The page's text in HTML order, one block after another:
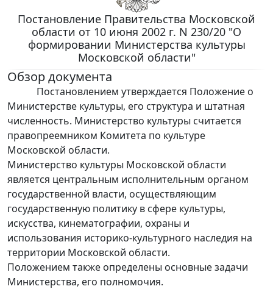
Постановление Правительства Московской
области от 10 июня 2002 г. N 230/20 "О
формировании Министерства культуры
Московской области"
Обзор документа
Постановлением утверждается Положение о
Министерстве культуры, его структура и штатная
численность. Министерство культуры считается
правопреемником Комитета по культуре
Московской области.
Министерство культуры Московской области
является центральным исполнительным органом
государственной власти, осуществляющим
государственную политику в сфере культуры,
искусства, кинематографии, охраны и
использования историко-культурного наследия на
территории Московской области.
Положением также определены основные задачи
Министерства, его полномочия.